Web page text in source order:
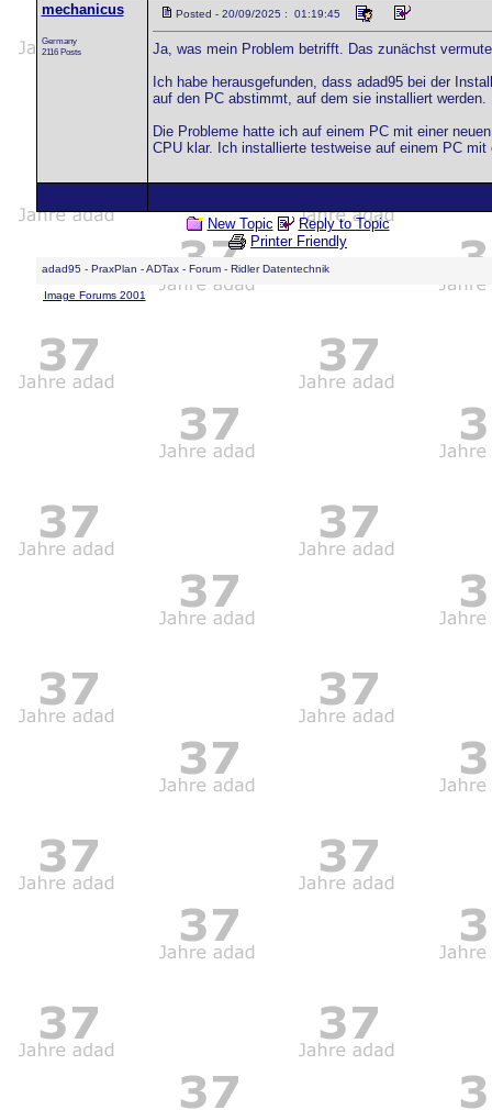
mechanicus
Germany
2116 Posts
Posted - 20/09/2025 : 01:19:45
Ja, was mein Problem betrifft. Das zunächst
Ich habe herausgefunden, dass adad95 bei der
auf den PC abstimmt, auf dem sie installiert werden.
Die Probleme hatte ich auf einem PC mit einer
CPU klar. Ich installierte testweise auf einem PC
New Topic
Reply to Topic
Printer Friendly
adad95 - PraxPlan - ADTax - Forum - Ridler Datentechnik
Image Forums 2001